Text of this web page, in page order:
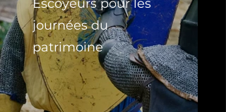
Escoyeurs pour les
journées du
patrimoine